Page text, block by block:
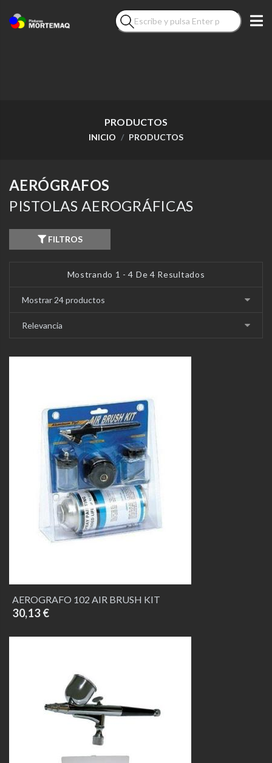
PRODUCTOS
INICIO PRODUCTOS
AERÓGRAFOS
PISTOLAS AEROGRÁFICAS
FILTROS
Mostrando 1 - 4 De 4 Resultados
AEROGRAFO 102 AIR BRUSH KIT
30,13 €